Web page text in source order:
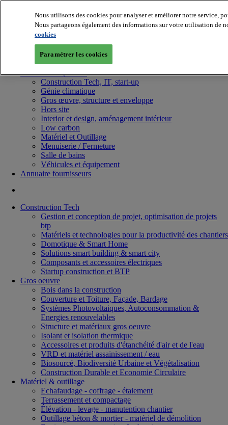
Batiradio
Articles & expertises
Construction Tech, IT, start-up
Génie climatique
Gros œuvre, structure et enveloppe
Hors site
Interior et design, aménagement intérieur
Low carbon
Matériel et Outillage
Menuiserie / Fermeture
Salle de bains
Véhicules et équipement
Annuaire fournisseurs
Construction Tech
Gestion et conception de projet, optimisation de projets
btp
Matériels et technologies pour la productivité des chantiers
Domotique & Smart Home
Solutions smart building & smart city
Composants et accessoires électriques
Startup construction et BTP
Gros oeuvre
Bois dans la construction
Couverture et Toiture, Façade, Bardage
Systèmes Photovoltaiques, Autoconsommation &
Energies renouvelables
Structure et matériaux gros oeuvre
Isolant et isolation thermique
Accessoires et produits d'étanchéité d'air et de l'eau
VRD et matériel assainissement / eau
Biosourcé, Biodiversité Urbaine et Végétalisation
Construction Durable et Economie Circulaire
Matériel & outillage
Echafaudage - coffrage - étaiement
Terrassement et compactage
Élévation - levage - manutention chantier
Outillage béton & mortier - matériel de démolition
Nous utilisons des cookies pour analyser et améliorer notre service,
Nous partageons également des informations sur votre utilisation de
cookies
Paramétrer les cookies